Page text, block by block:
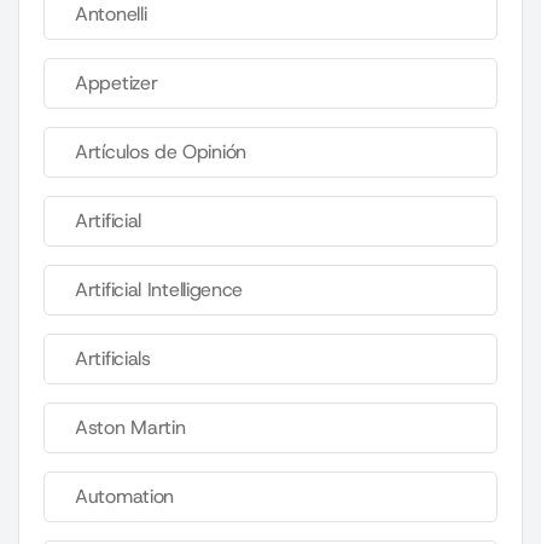
Antonelli
Appetizer
Artículos de Opinión
Artificial
Artificial Intelligence
Artificials
Aston Martin
Automation